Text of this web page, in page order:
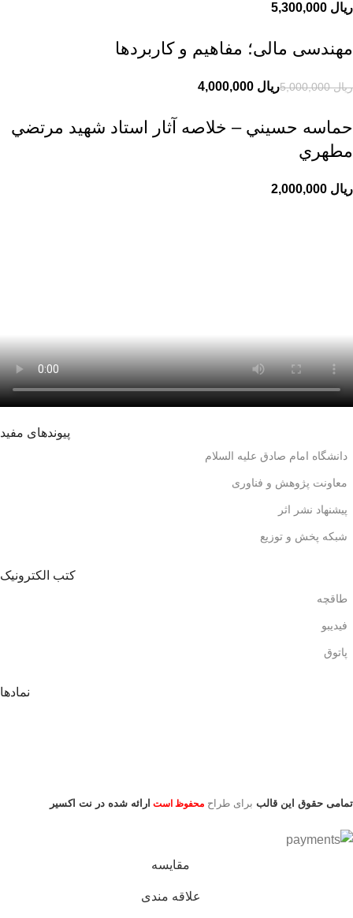
ریال
مهندسی مالی؛ مفاهیم و کاربردها
ریال5,000,000 ریال
حماسه حسيني – خلاصه آثار استاد شهيد مرتضي
مطهري
ریال
پیوندهای مفید
دانشگاه امام صادق علیه السلام
معاونت پژوهش و فناوری
پیشنهاد نشر اثر
شبکه پخش و توزیع
کتب الکترونیک
طاقچه
فیدیبو
پاتوق
نمادها
تمامی حقوق این قالب برای طراح محفوظ است ارائه شده در نت اکسیر
مقایسه
علاقه مندی